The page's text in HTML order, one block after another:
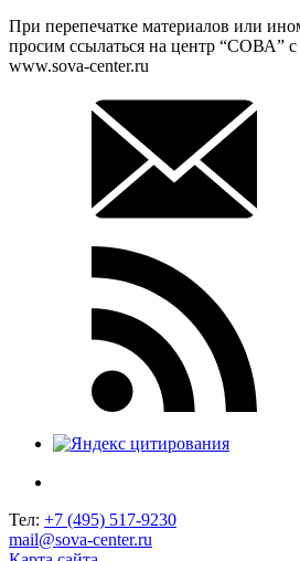
При перепечатке материалов или
просим ссылаться на центр “СОВА” с
www.sova-center.ru
Тел: +7 (495) 517-9230
mail@sova-center.ru